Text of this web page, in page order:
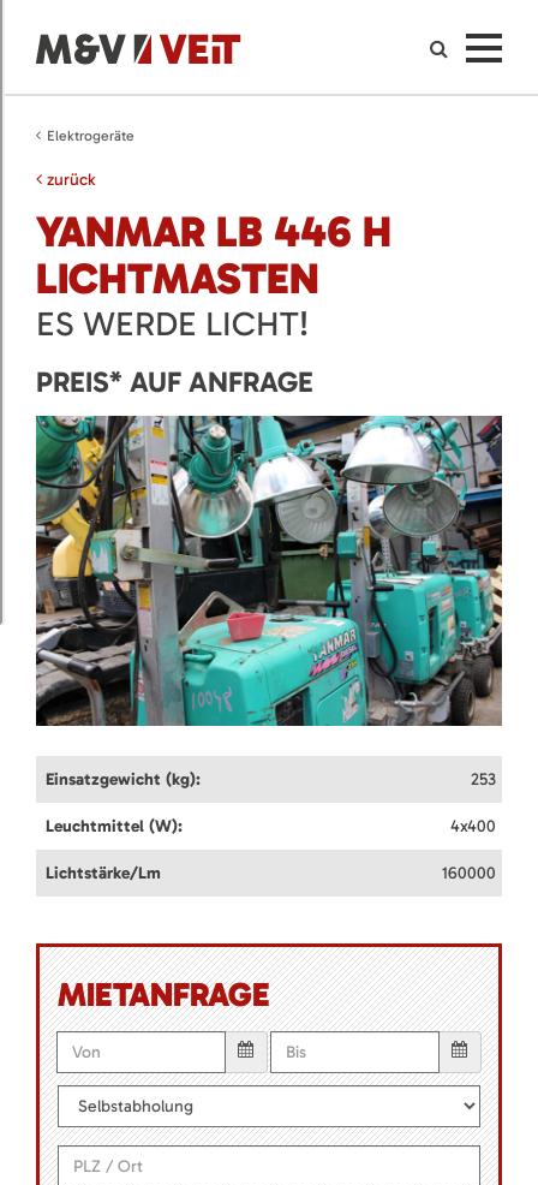
Elektrogeräte
zurück
YANMAR LB 446 H
LICHTMASTEN
ES WERDE LICHT!
PREIS* AUF ANFRAGE
Einsatzgewicht (kg): 253
Leuchtmittel (W): 4x400
Lichtstärke/Lm 160000
MIETANFRAGE